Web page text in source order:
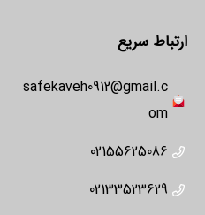
ارتباط سریع
safekaveh0912@gmail.c
om
02155625086
02133523629